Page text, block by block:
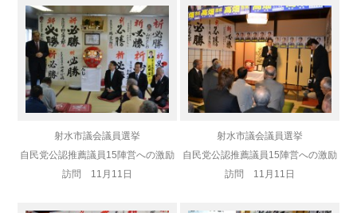
射水市議会議員選挙
自民党公認推薦議員15陣営への激励
訪問 11月11日
射水市議会議員選挙
自民党公認推薦議員15陣営への激励
訪問 11月11日